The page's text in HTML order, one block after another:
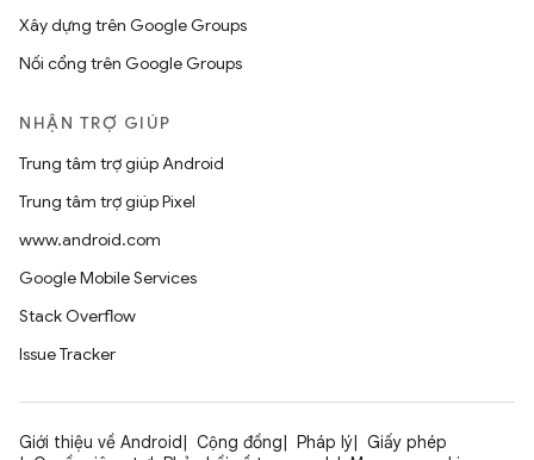
Xây dựng trên Google Groups
Nối cổng trên Google Groups
NHẬN TRỢ GIÚP
Trung tâm trợ giúp Android
Trung tâm trợ giúp Pixel
www.android.com
Google Mobile Services
Stack Overflow
Issue Tracker
Giới thiệu về Android Cộng đồng Pháp lý
Giấy phép